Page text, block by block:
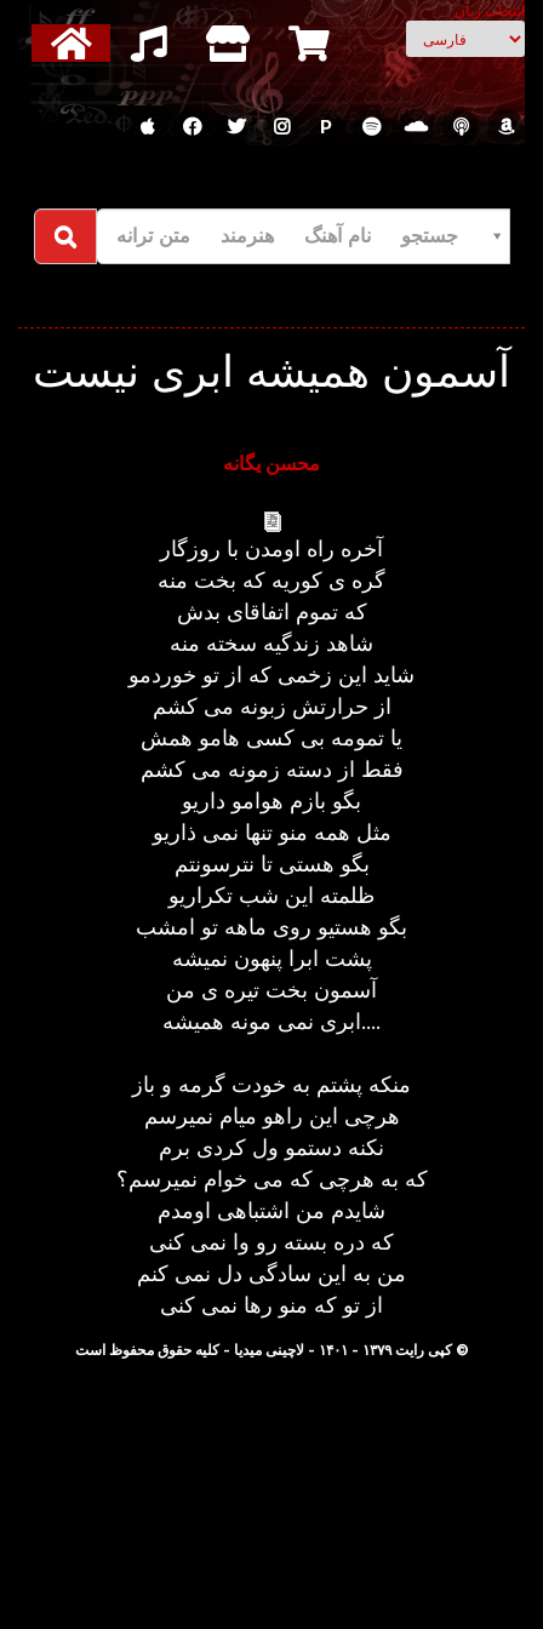
انتخاب زبان
P
جستجو نام آهنگ هنرمند متن ترانه
آسمون همیشه ابری نیست
محسن یگانه
آخره راه اومدن با روزگار
گره ی کوریه که بخت منه
که تموم اتفاقای بدش
شاهد زندگیه سخته منه
شاید این زخمی که از تو خوردمو
از حرارتش زبونه می کشم
یا تمومه بی کسی هامو همش
فقط از دسته زمونه می کشم
بگو بازم هوامو داریو
مثل همه منو تنها نمی ذاریو
بگو هستی تا نترسونتم
ظلمته این شب تکراریو
بگو هستیو روی ماهه تو امشب
پشت ابرا پنهون نمیشه
آسمون بخت تیره ی من
ابری نمی مونه همیشه....
منکه پشتم به خودت گرمه و باز
هرچی این راهو میام نمیرسم
نکنه دستمو ول کردی برم
که به هرچی که می خوام نمیرسم؟
شایدم من اشتباهی اومدم
که دره بسته رو وا نمی کنی
من به این سادگی دل نمی کنم
از تو که منو رها نمی کنی
© کپی رایت ۱۳۷۹ - ۱۴۰۱ - لاچینی میدیا - کلیه حقوق محفوظ است